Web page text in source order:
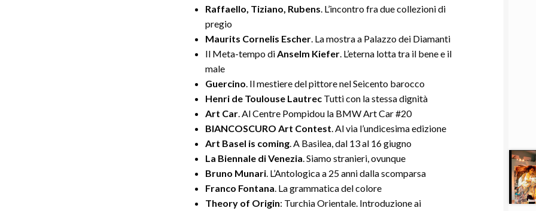
Raffaello, Tiziano, Rubens . L’incontro fra due collezioni di
pregio
Maurits Cornelis Escher . La mostra a Palazzo dei Diamanti
Il Meta-tempo di Anselm Kiefer . L’eterna lotta tra il bene e il
male
Guercino . Il mestiere del pittore nel Seicento barocco
Henri de Toulouse Lautrec Tutti con la stessa dignità
Art Car . Al Centre Pompidou la BMW Art Car #20
BIANCOSCURO Art Contest . Al via l’undicesima edizione
Art Basel is coming . A Basilea, dal 13 al 16 giugno
La Biennale di Venezia . Siamo stranieri, ovunque
Bruno Munari . L’Antologica a 25 anni dalla scomparsa
Franco Fontana . La grammatica del colore
Theory of Origin: Turchia Orientale. Introduzione ai